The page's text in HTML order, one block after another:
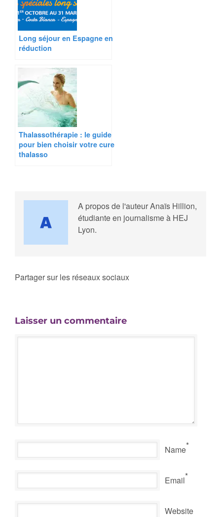
Long séjour en Espagne en
réduction
Thalassothérapie : le guide
pour bien choisir votre cure
thalasso
A propos de l'auteurAnaïs Hillion,
étudiante en journalisme à HEJ
Lyon.
Partager sur les réseaux sociaux
Laisser un commentaire
Name*
Email*
Website